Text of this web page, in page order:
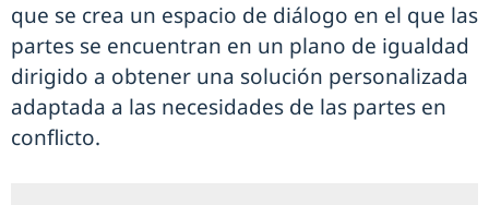
que se crea un espacio de diálogo en el que las
partes se encuentran en un plano de igualdad
dirigido a obtener una solución personalizada
adaptada a las necesidades de las partes en
conflicto.